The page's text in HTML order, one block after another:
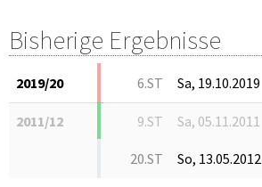
Bisherige Ergebnisse
2019/20 6.ST Sa, 19.10.2019
2011/12 9.ST Sa, 05.11.2011
20.ST So, 13.05.2012